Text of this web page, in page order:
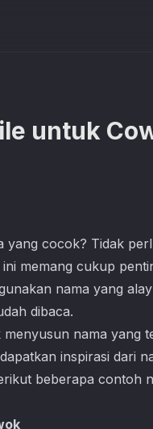
untuk
yang cocok? Tidak
memang cukup
nama yang
dibaca.
nama yang
inspirasi dari
beberapa contoh